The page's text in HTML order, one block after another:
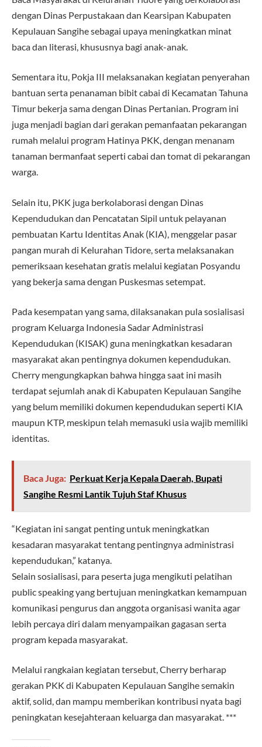
dengan Dinas Perpustakaan dan Kearsipan Kabupaten
Kepulauan Sangihe sebagai upaya meningkatkan minat
baca dan literasi, khususnya bagi anak-anak.
Sementara itu, Pokja III melaksanakan kegiatan penyerahan
bantuan serta penanaman bibit cabai di Kecamatan Tahuna
Timur bekerja sama dengan Dinas Pertanian. Program ini
juga menjadi bagian dari gerakan pemanfaatan pekarangan
rumah melalui program Hatinya PKK, dengan menanam
tanaman bermanfaat seperti cabai dan tomat di pekarangan
warga.
Selain itu, PKK juga berkolaborasi dengan Dinas
Kependudukan dan Pencatatan Sipil untuk pelayanan
pembuatan Kartu Identitas Anak (KIA), menggelar pasar
pangan murah di Kelurahan Tidore, serta melaksanakan
pemeriksaan kesehatan gratis melalui kegiatan Posyandu
yang bekerja sama dengan Puskesmas setempat.
Pada kesempatan yang sama, dilaksanakan pula sosialisasi
program Keluarga Indonesia Sadar Administrasi
Kependudukan (KISAK) guna meningkatkan kesadaran
masyarakat akan pentingnya dokumen kependudukan.
Cherry mengungkapkan bahwa hingga saat ini masih
terdapat sejumlah anak di Kabupaten Kepulauan Sangihe
yang belum memiliki dokumen kependudukan seperti KIA
maupun KTP, meskipun telah memasuki usia wajib memiliki
identitas.
Baca Juga: Perkuat Kerja Kepala Daerah, Bupati
Sangihe Resmi Lantik Tujuh Staf Khusus
“Kegiatan ini sangat penting untuk meningkatkan
kesadaran masyarakat tentang pentingnya administrasi
kependudukan,” katanya.
Selain sosialisasi, para peserta juga mengikuti pelatihan
public speaking yang bertujuan meningkatkan kemampuan
komunikasi pengurus dan anggota organisasi wanita agar
lebih percaya diri dalam menyampaikan gagasan serta
program kepada masyarakat.
Melalui rangkaian kegiatan tersebut, Cherry berharap
gerakan PKK di Kabupaten Kepulauan Sangihe semakin
aktif, solid, dan mampu memberikan kontribusi nyata bagi
peningkatan kesejahteraan keluarga dan masyarakat. ***